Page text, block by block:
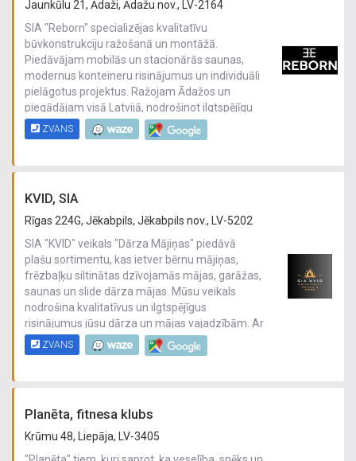
Jaunkūlu 21, Ādaži, Ādažu nov., LV-2164
SIA "Reborn" specializējas kvalitatīvu
būvkonstrukciju ražošanā un montāžā.
Piedāvājam mobilās un stacionārās saunas,
modernus konteineru risinājumus un individuāli
pielāgotus projektus. Ražojam Ādažos un
piegādājam visā Latvijā, nodrošinot ilgtspējīgu
kvalitāti un uzticamu servisu.
ZVANS
KVID, SIA
Rīgas 224G, Jēkabpils, Jēkabpils nov., LV-5202
SIA "KVID" veikals "Dārza Mājiņas" piedāvā
plašu sortimentu, kas ietver bērnu mājiņas,
frēzbaļķu siltinātas dzīvojamās mājas, garāžas,
saunas un slide dārza mājas. Mūsu veikals
nodrošina kvalitatīvus un ilgtspējīgus
risinājumus jūsu dārza un mājas vajadzībām. Ar
mūsu plašo izvēli un profesionālo apkalpošanu,
mēs esam gatavi palīdzēt jums realizēt jūsu
ZVANS
Planēta, fitnesa klubs
Krūmu 48, Liepāja, LV-3405